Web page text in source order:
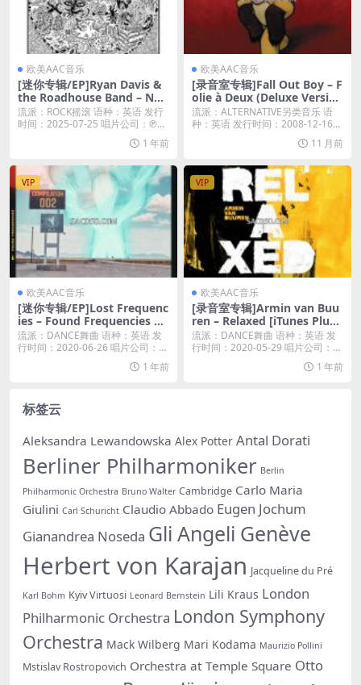
欧美AAC音乐
[迷你专辑/EP]Ryan Davis &
the Roadhouse Band – Ne
w Threats From The Soul
(2025) [iTunes Plus M4A]
流派：ROCK摇滚 语种：英语 发行
时间：2025-07-25 唱片公司：℗
1 年前
欧美AAC音乐
[录音室专辑]Fall Out Boy – F
olie à Deux (Deluxe Versio
n) (2008) [iTunes Plus M4A
+M4V]
流派：ALTERNATIVE另类音乐 语
种：英语 发行时间：2008-12-16...
11 月前
VIP
欧美AAC音乐
[迷你专辑/EP]Lost Frequenc
ies – Found Frequencies Co
mpilation 2 – EP [iTunes Pl
us M4A]
流派：DANCE舞曲 语种：英语 发
行时间：2020-06-26 唱片公司：F
1 年前
VIP
欧美AAC音乐
[录音室专辑]Armin van Buu
ren – Relaxed [iTunes Plus
M4A]
流派：DANCE舞曲 语种：英语 发
行时间：2020-05-29 唱片公司：A
1 年前
标签云
Aleksandra Lewandowska Alex Potter Antal Dorati
Berliner Philharmoniker Berlin
Philharmonic Orchestra Bruno Walter Cambridge Carlo Maria
Giulini Carl Schuricht Claudio Abbado Eugen Jochum
Gianandrea Noseda Gli Angeli Genève
Herbert von Karajan Jacqueline du Pré
Karl Bohm Kyiv Virtuosi Leonard Bernstein Lili Kraus London
Philharmonic Orchestra London Symphony
Orchestra Mack Wilberg Mari Kodama Maurizio Pollini
Mstislav Rostropovich Orchestra at Temple Square Otto